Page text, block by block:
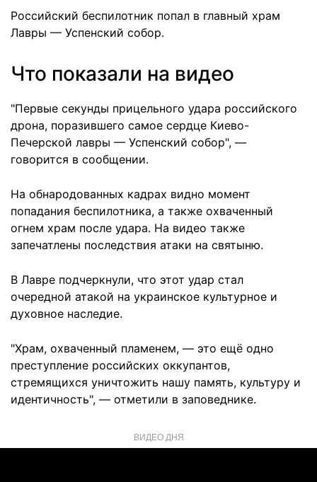
Российский беспилотник попал в главный храм
Лавры — Успенский собор.
Что показали на видео
"Первые секунды прицельного удара российского
дрона, поразившего самое сердце Киево-
Печерской лавры — Успенский собор", —
говорится в сообщении.
На обнародованных кадрах видно момент
попадания беспилотника, а также охваченный
огнем храм после удара. На видео также
запечатлены последствия атаки на святыню.
В Лавре подчеркнули, что этот удар стал
очередной атакой на украинское культурное и
духовное наследие.
"Храм, охваченный пламенем, — это ещё одно
преступление российских оккупантов,
стремящихся уничтожить нашу память, культуру и
идентичность", — отметили в заповеднике.
ВИДЕО ДНЯ